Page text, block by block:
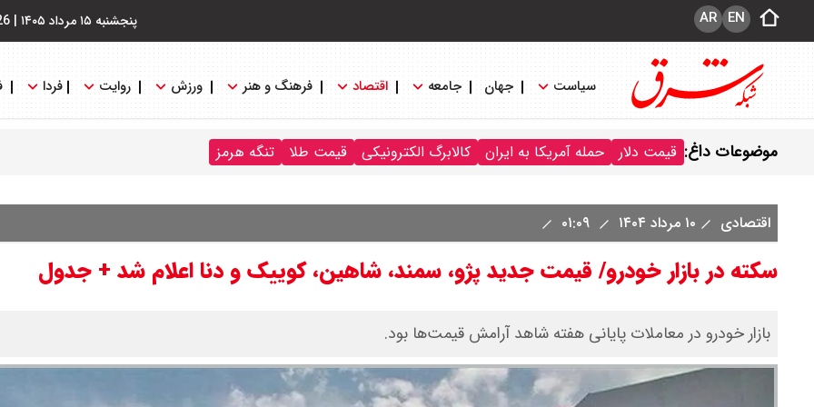
پنجشنبه ۱۵ مرداد ۱۴۰۵ | EN
AR
سیاست جهان جامعه اقتصاد فرهنگ و هنر ورزش روایت فردا
موضوعات داغ: قیمت دلار حمله آمریکا به ایران کالابرگ الکترونیکی قیمت طلا تنگه هرمز
اقتصادی ۱۰ مرداد ۱۴۰۴
سکته در بازار خودرو/ قیمت جدید پژو، سمند، شاهین، کوییک و دنا اعلام شد + جدول
بازار خودرو در معاملات پایانی هفته شاهد آرامش قیمت‌ها بود.